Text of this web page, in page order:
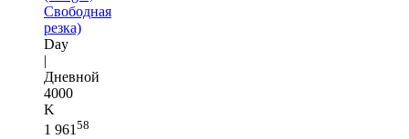
Свободная
резка)
Day
|
Дневной
4000
K
1 961 58